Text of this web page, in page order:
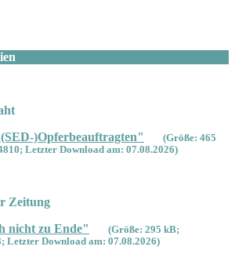
)Opferbeauftragten"
(Größe: 465
Letzter Download am: 07.08.2026)
Zeitung
nicht zu Ende"
(Größe: 295 kB;
Letzter Download am: 07.08.2026)